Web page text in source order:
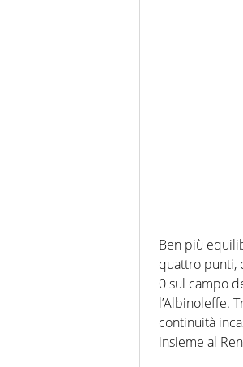
Ben più
quattro punti,
0 sul campo
l’Albinoleffe.
continuità
insieme al